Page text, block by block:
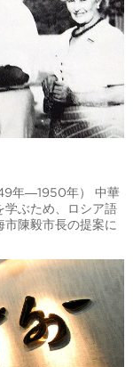
年―1950年） 中華
学ぶため、ロシア語
陳毅市長の提案に
成する学校を設立す
命大学付設上海ロシ
中国成立後に開かれ